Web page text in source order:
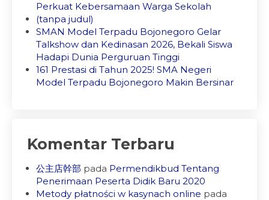
Perkuat Kebersamaan Warga Sekolah
(tanpa judul)
SMAN Model Terpadu Bojonegoro Gelar
Talkshow dan Kedinasan 2026, Bekali Siswa
Hadapi Dunia Perguruan Tinggi
161 Prestasi di Tahun 2025! SMA Negeri
Model Terpadu Bojonegoro Makin Bersinar
Komentar Terbaru
公主店幹部 pada Permendikbud Tentang
Penerimaan Peserta Didik Baru 2020
Metody płatności w kasynach online pada